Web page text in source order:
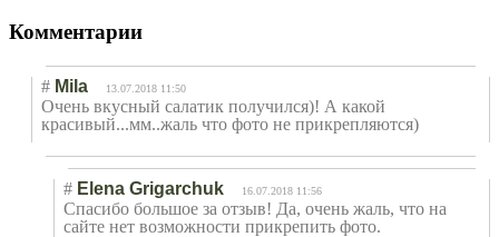
Комментарии
# Mila 13.07.2018 11:50
Очень вкусный салатик получился)! А какой
красивый...мм..жаль что фото не прикрепляются)
# Elena Grigarchuk 16.07.2018 11:56
Спасибо большое за отзыв! Да, очень жаль, что на
сайте нет возможности прикрепить фото.